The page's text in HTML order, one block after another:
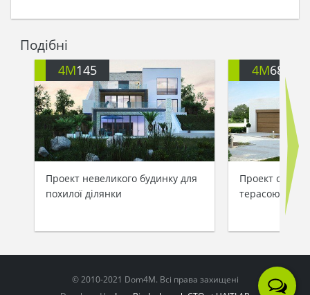
Подібні
4M145
Проект невеликого будинку для
похилої ділянки
4M682
Проект
терасою і
© 2010-2021 Dom4M. Всі права захищені